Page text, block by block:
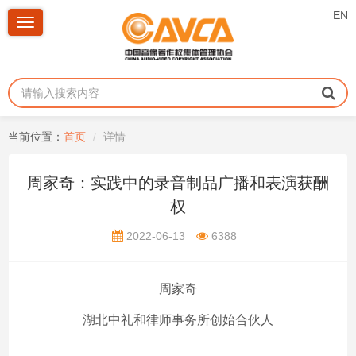
EN
Toggle
当前位置： 首页 详情
周家奇：实践中的录音制品广播和表演获酬
权
2022-06-13 6388
周家奇
湖北中礼和律师事务所创始合伙人